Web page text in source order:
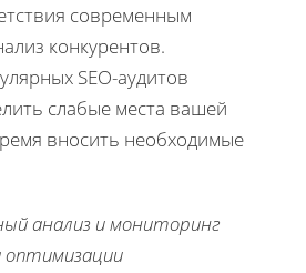
современным
конкурентов.
SEO-аудитов
слабые места вашей
вносить необходимые
анализ и мониторинг
оптимизации